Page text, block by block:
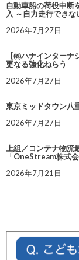
自動車船の荷役中断
入 ～自力走行でき
2026年7月27日
【㈱ハナインター
更なる強化ねらう
2026年7月27日
東京ミッドタウン八
2026年7月27日
上組／コンテナ物
「OneStream株式
2026年7月21日